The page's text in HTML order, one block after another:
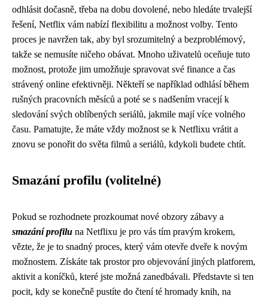
odhlásit dočasně, třeba na dobu dovolené, nebo hledáte trvalejší
řešení, Netflix vám nabízí flexibilitu a možnost volby. Tento
proces je navržen tak, aby byl srozumitelný a bezproblémový,
takže se nemusíte ničeho obávat. Mnoho uživatelů oceňuje tuto
možnost, protože jim umožňuje spravovat své finance a čas
strávený online efektivněji. Někteří se například odhlásí během
rušných pracovních měsíců a poté se s nadšením vracejí k
sledování svých oblíbených seriálů, jakmile mají více volného
času. Pamatujte, že máte vždy možnost se k Netflixu vrátit a
znovu se ponořit do světa filmů a seriálů, kdykoli budete chtít.
Smazání profilu (volitelné)
Pokud se rozhodnete prozkoumat nové obzory zábavy a
smazání profilu na Netflixu je pro vás tím pravým krokem,
vězte, že je to snadný proces, který vám otevře dveře k novým
možnostem. Získáte tak prostor pro objevování jiných platforem,
aktivit a koníčků, které jste možná zanedbávali. Představte si ten
pocit, kdy se konečně pustíte do čtení té hromady knih, na